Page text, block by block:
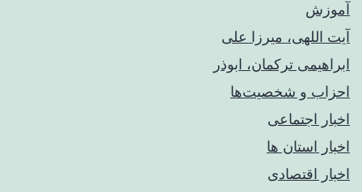
آموزش
آیت اللهی، میرزا علی
ابراهیمی ترکمان، ابوذر
احزاب و شخصیت‌ها
اخبار اجتماعی
اخبار استان ها
اخبار اقتصادی